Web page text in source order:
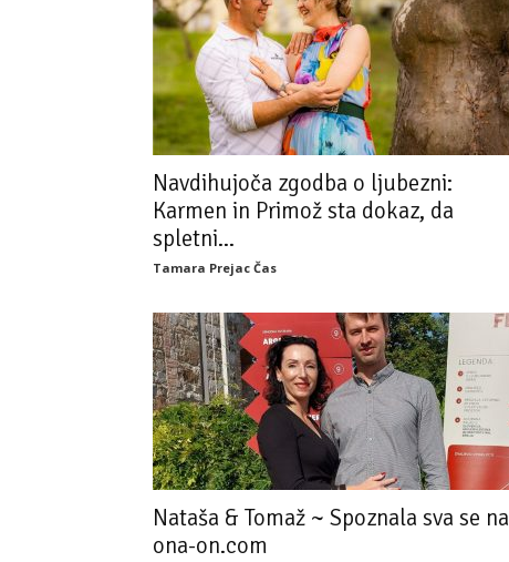
Navdihujoča zgodba o ljubezni:
Karmen in Primož sta dokaz, da
spletni...
Tamara Prejac Čas
Nataša & Tomaž ~ Spoznala sva se na
ona-on.com